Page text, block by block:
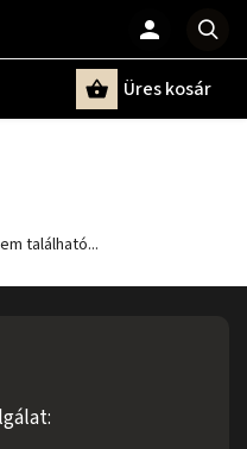
Üres kosár
található...